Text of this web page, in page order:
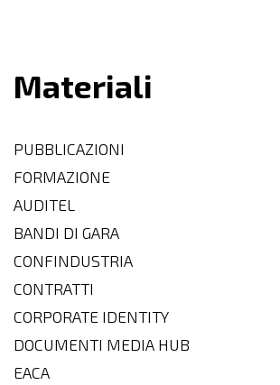
Materiali
PUBBLICAZIONI
FORMAZIONE
AUDITEL
BANDI DI GARA
CONFINDUSTRIA
CONTRATTI
CORPORATE IDENTITY
DOCUMENTI MEDIA HUB
EACA